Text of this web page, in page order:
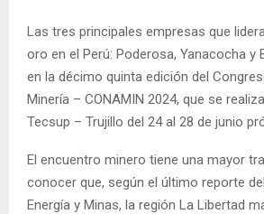
Las tres principales empresas que
oro en el Perú: Poderosa, Yanacocha y
en la décimo quinta edición del
Minería – CONAMIN 2024, que se
Tecsup – Trujillo del 24 al 28 de junio
El encuentro minero tiene una mayor
conocer que, según el último reporte
Energía y Minas, la región La Libertad